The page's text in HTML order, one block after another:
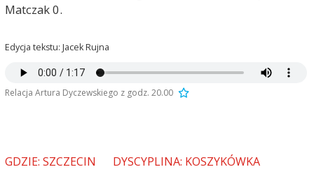
Matczak 0.
Edycja tekstu: Jacek Rujna
Relacja Artura Dyczewskiego z godz. 20.00
GDZIE: SZCZECIN DYSCYPLINA: KOSZYKÓWKA